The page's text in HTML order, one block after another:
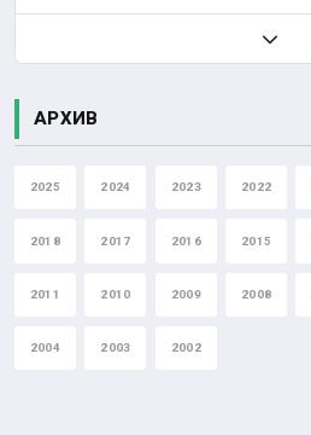
АРХИВ
2025 2024 2023 2022
2018 2017 2016 2015
2011 2010 2009 2008
2004 2003 2002